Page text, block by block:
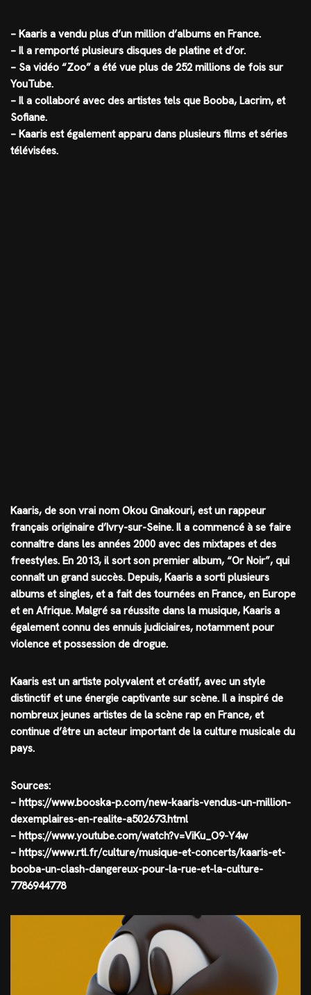
– Kaaris a vendu plus d’un million d’albums en France.
– Il a remporté plusieurs disques de platine et d’or.
– Sa vidéo “Zoo” a été vue plus de 252 millions de fois sur
YouTube.
– Il a collaboré avec des artistes tels que Booba, Lacrim, et
Sofiane.
– Kaaris est également apparu dans plusieurs films et séries
télévisées.
Kaaris, de son vrai nom Okou Gnakouri, est un rappeur
français originaire d’Ivry-sur-Seine. Il a commencé à se faire
connaître dans les années 2000 avec des mixtapes et des
freestyles. En 2013, il sort son premier album, “Or Noir”, qui
connaît un grand succès. Depuis, Kaaris a sorti plusieurs
albums et singles, et a fait des tournées en France, en Europe
et en Afrique. Malgré sa réussite dans la musique, Kaaris a
également connu des ennuis judiciaires, notamment pour
violence et possession de drogue.
Kaaris est un artiste polyvalent et créatif, avec un style
distinctif et une énergie captivante sur scène. Il a inspiré de
nombreux jeunes artistes de la scène rap en France, et
continue d’être un acteur important de la culture musicale du
pays.
Sources:
– https://www.booska-p.com/new-kaaris-vendus-un-million-
dexemplaires-en-realite-a502673.html
– https://www.youtube.com/watch?v=ViKu_O9-Y4w
– https://www.rtl.fr/culture/musique-et-concerts/kaaris-et-
booba-un-clash-dangereux-pour-la-rue-et-la-culture-
7786944778